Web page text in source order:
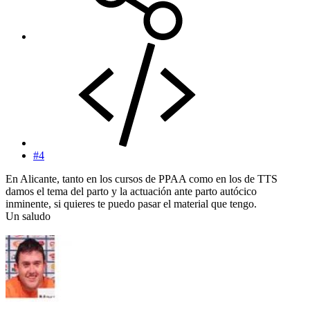
#4
En Alicante, tanto en los cursos de PPAA como en los de TTS
damos el tema del parto y la actuación ante parto autócico
inminente, si quieres te puedo pasar el material que tengo.
Un saludo